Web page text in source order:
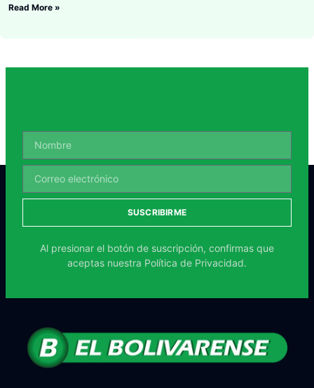
Read More »
SUSCRIBIRME
Al presionar el botón de suscripción, confirmas que
aceptas nuestra Política de Privacidad.